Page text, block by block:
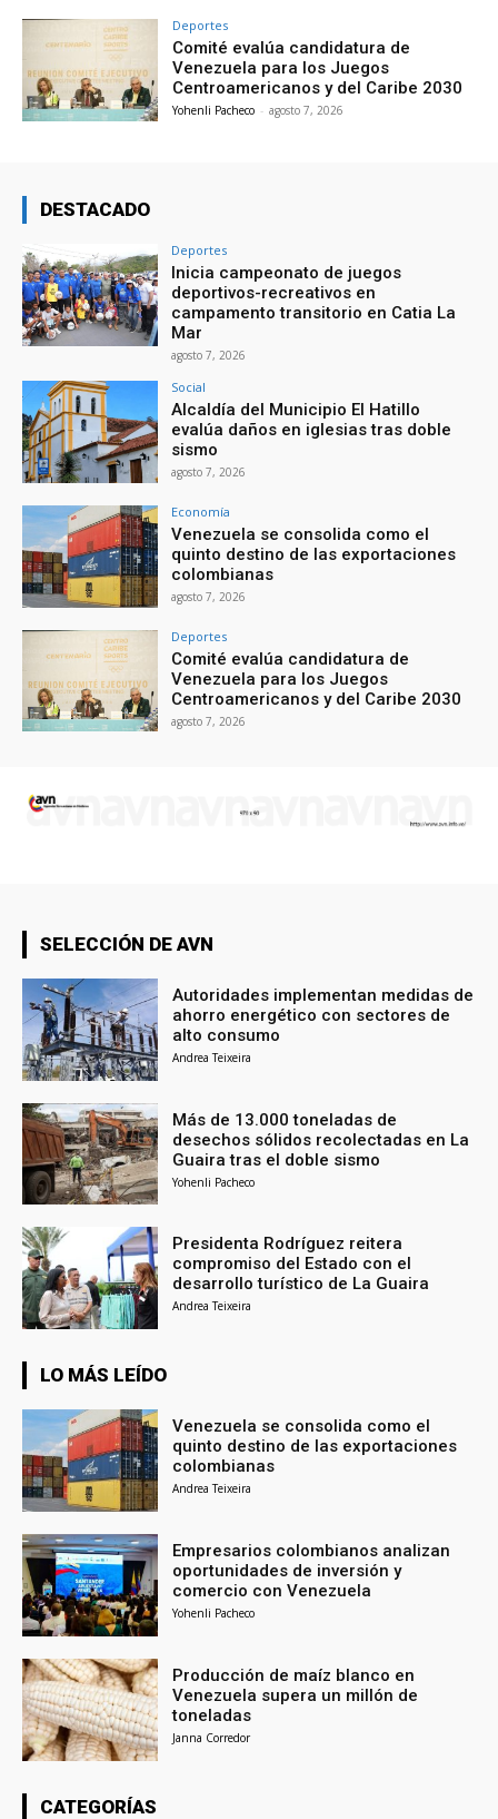
Deportes
Comité evalúa candidatura de
Venezuela para los Juegos
Centroamericanos y del Caribe 2030
Yohenli Pacheco - agosto 7, 2026
DESTACADO
Deportes
Inicia campeonato de juegos
deportivos-recreativos en
campamento transitorio en Catia La
Mar
agosto 7, 2026
Social
Alcaldía del Municipio El Hatillo
evalúa daños en iglesias tras doble
sismo
agosto 7, 2026
Economía
Venezuela se consolida como el
quinto destino de las exportaciones
colombianas
agosto 7, 2026
Deportes
Comité evalúa candidatura de
Venezuela para los Juegos
Centroamericanos y del Caribe 2030
agosto 7, 2026
SELECCIÓN DE AVN
Autoridades implementan medidas de
ahorro energético con sectores de
alto consumo
Andrea Teixeira
Más de 13.000 toneladas de
desechos sólidos recolectadas en La
Guaira tras el doble sismo
Yohenli Pacheco
Presidenta Rodríguez reitera
compromiso del Estado con el
desarrollo turístico de La Guaira
Andrea Teixeira
LO MÁS LEÍDO
Venezuela se consolida como el
quinto destino de las exportaciones
colombianas
Andrea Teixeira
Empresarios colombianos analizan
oportunidades de inversión y
comercio con Venezuela
Yohenli Pacheco
Producción de maíz blanco en
Venezuela supera un millón de
toneladas
Janna Corredor
CATEGORÍAS